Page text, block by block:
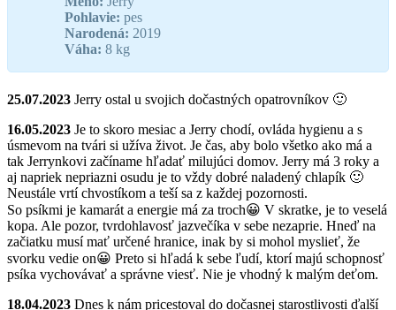
Pohlavie: pes
Narodená: 2019
Váha: 8 kg
25.07.2023 Jerry ostal u svojich dočastných opatrovníkov 🙂
16.05.2023 Je to skoro mesiac a Jerry chodí, ovláda hygienu a s
úsmevom na tvári si užíva život. Je čas, aby bolo všetko ako má a
tak Jerrynkovi začíname hľadať milujúci domov. Jerry má 3 roky a
aj napriek nepriazni osudu je to vždy dobré naladený chlapík 🙂
Neustále vrtí chvostíkom a teší sa z každej pozornosti.
So psíkmi je kamarát a energie má za troch😀 V skratke, je to veselá
kopa. Ale pozor, tvrdohlavosť jazvečíka v sebe nezaprie. Hneď na
začiatku musí mať určené hranice, inak by si mohol myslieť, že
svorku vedie on😀 Preto si hľadá k sebe ľudí, ktorí majú schopnosť
psíka vychovávať a správne viesť. Nie je vhodný k malým deťom.
18.04.2023 Dnes k nám pricestoval do dočasnej starostlivosti ďalší